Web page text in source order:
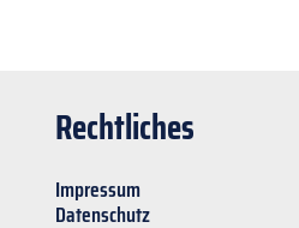
Rechtliches
Impressum
Datenschutz